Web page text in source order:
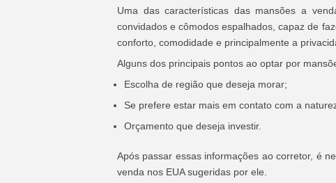
Uma das características das mansões a
convidados e cômodos espalhados, capaz de
conforto, comodidade e principalmente a
Alguns dos principais pontos ao optar por
Escolha de região que deseja morar;
Se prefere estar mais em contato com a
Orçamento que deseja investir.
Após passar essas informações ao corretor, é
venda nos EUA sugeridas por ele.